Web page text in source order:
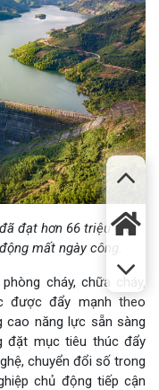
đạt hơn 66 triệu giờ
mất ngày công.
cháy, chữa cháy,
đẩy mạnh theo
cao năng lực sẵn sàng
đặt mục tiêu thúc đẩy
chuyển đổi số trong
chủ động tiếp cận